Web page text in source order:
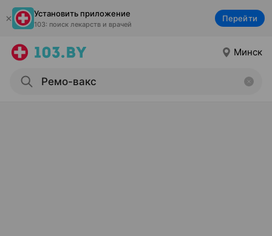
Установить приложение
103: поиск лекарств и врачей
Перейти
Минск